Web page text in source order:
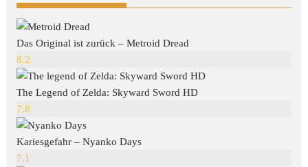
Das Original ist zurück – Metroid Dread
8.2
The Legend of Zelda: Skyward Sword HD
7.8
Kariesgefahr – Nyanko Days
7.1